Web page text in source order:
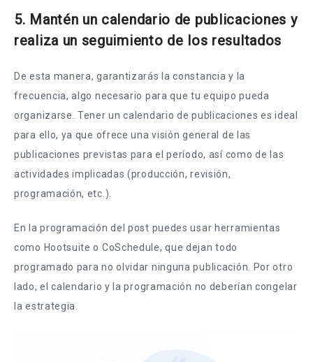
5. Mantén un calendario de publicaciones y
realiza un seguimiento de los resultados
De esta manera, garantizarás la constancia y la
frecuencia, algo necesario para que tu equipo pueda
organizarse. Tener un calendario de publicaciones es ideal
para ello, ya que ofrece una visión general de las
publicaciones previstas para el período, así como de las
actividades implicadas (producción, revisión,
programación, etc.).
En la programación del post puedes usar herramientas
como Hootsuite o CoSchedule, que dejan todo
programado para no olvidar ninguna publicación. Por otro
lado, el calendario y la programación no deberían congelar
la estrategia.